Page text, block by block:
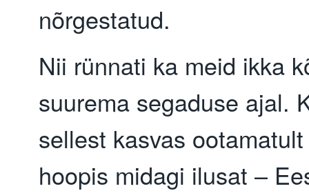
nõrgestatud.
Nii rünnati ka meid ikka
suurema segaduse ajal.
sellest kasvas
hoopis midagi ilusat –